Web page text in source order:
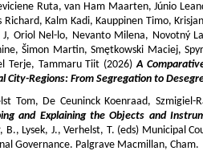
Ruta, van Ham Maarten, Júnio
Richard, Kalm Kadi, Kauppinen Timo,
J, Oriol Nel-lo, Nevanto Milena, Novotný
Šimon Martin, Smętkowski Maciej,
Terje, Tammaru Tiit (2026)A
City-Regions: From Segregation to
Tom, De Ceuninck Koenraad, Szmigiel-
and Explaining the Objects and
B., Lysek, J., Verhelst, T. (eds) Municipal
Governance. Palgrave Macmillan, Cham.